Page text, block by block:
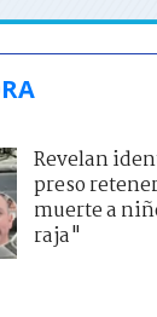
Revelan
preso
muerte a
raja"